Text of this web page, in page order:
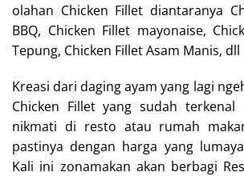
olahan Chicken Fillet diantaranya
BBQ, Chicken Fillet mayonaise,
Tepung, Chicken Fillet Asam Manis, dll
Kreasi dari daging ayam yang lagi
Chicken Fillet yang sudah
nikmati di resto atau rumah
pastinya dengan harga yang
Kali ini zonamakan akan berbagi